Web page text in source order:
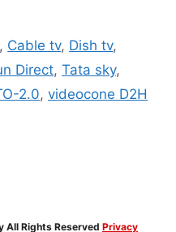
, Cable tv, Dish tv,
Direct, Tata sky,
2.0, videocone D2H
Rights Reserved Privacy